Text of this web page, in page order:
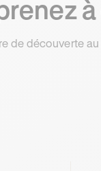
de découverte